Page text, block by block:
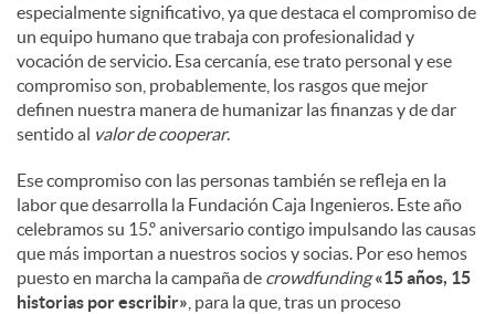
especialmente significativo, ya que destaca el compromiso de
un equipo humano que trabaja con profesionalidad y
vocación de servicio. Esa cercanía, ese trato personal y ese
compromiso son, probablemente, los rasgos que mejor
definen nuestra manera de humanizar las finanzas y de dar
sentido al valor de cooperar.
Ese compromiso con las personas también se refleja en la
labor que desarrolla la Fundación Caja Ingenieros. Este año
celebramos su 15.º aniversario contigo impulsando las causas
que más importan a nuestros socios y socias. Por eso hemos
puesto en marcha la campaña de crowdfunding «15 años, 15
historias por escribir» , para la que, tras un proceso